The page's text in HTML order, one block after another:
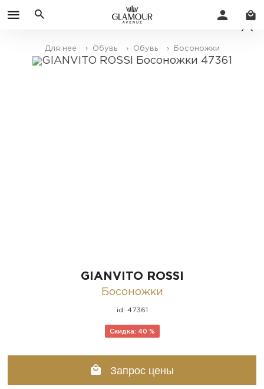
Для нее › Обувь › Обувь › Босоножки
GIANVITO ROSSI
Босоножки
id: 47361
Скидка: 40 %
Запрос цены